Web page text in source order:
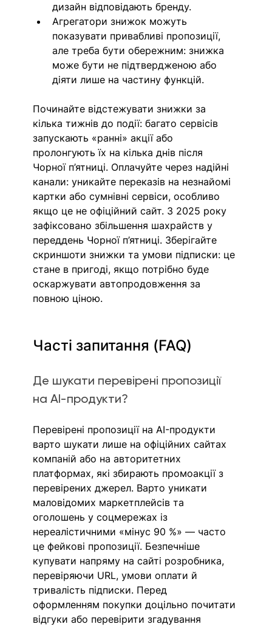
дизайн відповідають бренду.
Агрегатори знижок можуть
показувати привабливі пропозиції,
але треба бути обережним: знижка
може бути не підтвердженою або
діяти лише на частину функцій.
Починайте відстежувати знижки за
кілька тижнів до події: багато сервісів
запускають «ранні» акції або
пролонгують їх на кілька днів після
Чорної п’ятниці. Оплачуйте через надійні
канали: уникайте переказів на незнайомі
картки або сумнівні сервіси, особливо
якщо це не офіційний сайт. З 2025 року
зафіксовано збільшення шахрайств у
переддень Чорної п’ятниці. Зберігайте
скриншоти знижки та умови підписки: це
стане в пригоді, якщо потрібно буде
оскаржувати автопродовження за
повною ціною.
Часті запитання (FAQ)
Де шукати перевірені пропозиції
на AI-продукти?
Перевірені пропозиції на AI-продукти
варто шукати лише на офіційних сайтах
компаній або на авторитетних
платформах, які збирають промоакції з
перевірених джерел. Варто уникати
маловідомих маркетплейсів та
оголошень у соцмережах із
нереалістичними «мінус 90 %» — часто
це фейкові пропозиції. Безпечніше
купувати напряму на сайті розробника,
перевіряючи URL, умови оплати й
тривалість підписки. Перед
оформленням покупки доцільно почитати
відгуки або перевірити згадування